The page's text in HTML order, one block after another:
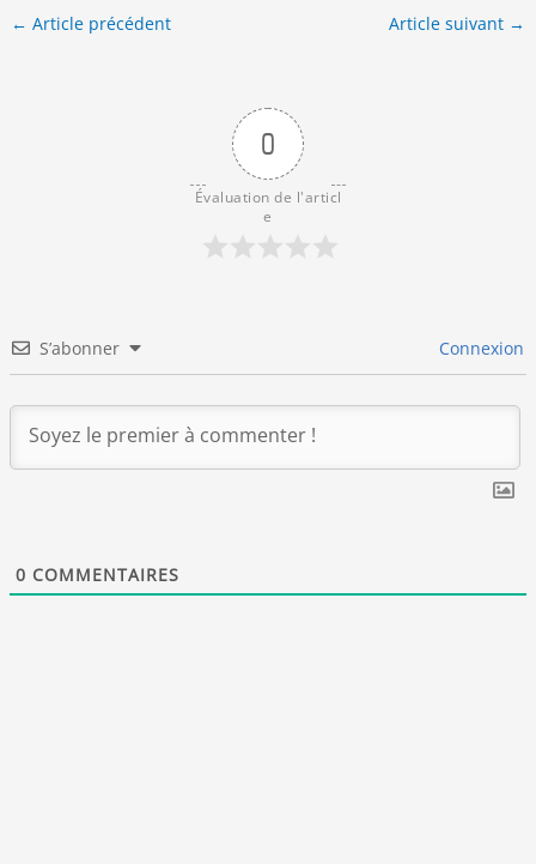
← Article précédent Article suivant →
0
Évaluation de l'articl
e
S’abonner Connexion
0 COMMENTAIRES